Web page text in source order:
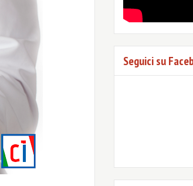
Seguici su